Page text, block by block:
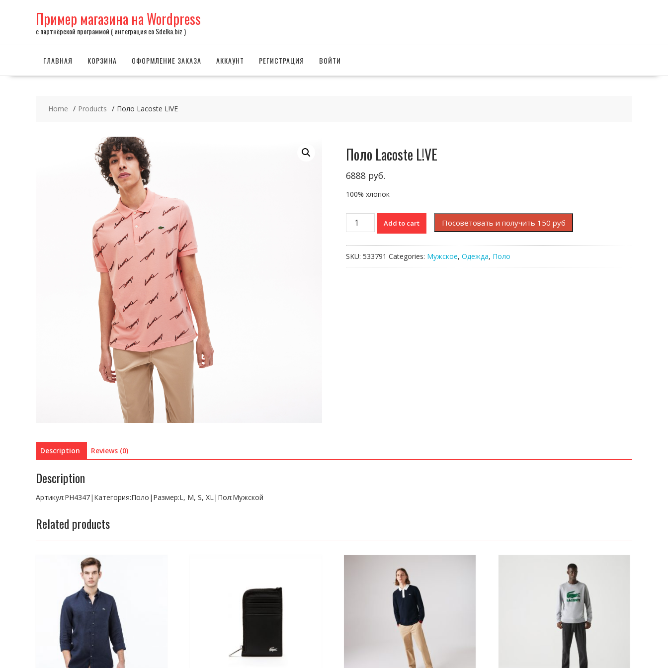
Пример магазина на Wordpress
с партнёрской программой ( интеграция со Sdelka.biz )
ГЛАВНАЯ КОРЗИНА ОФОРМЛЕНИЕ ЗАКАЗА АККАУНТ РЕГИСТРАЦИЯ ВОЙТИ
Home Products Поло Lacoste L!VE
Поло Lacoste L!VE
6888 руб.
100% хлопок
Поло
Lacoste
Add to cart Посоветовать и получить 150 руб
SKU: 533791 Categories: Мужское, Одежда, Поло
Description Reviews (0)
Description
Артикул:PH4347|Категория:Поло|Размер:L, M, S, XL|Пол:Мужской
Related products